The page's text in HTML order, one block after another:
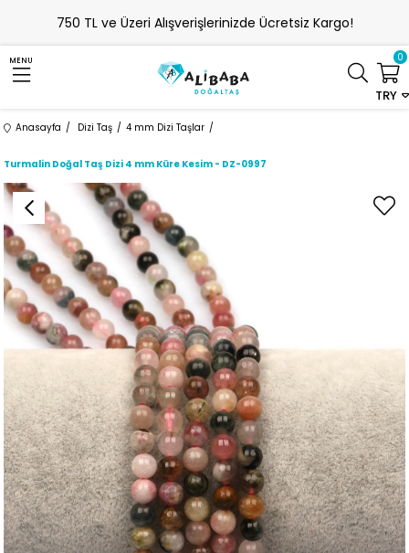
750 TL ve Üzeri Alışverişlerinizde Ücretsiz Kargo!
MENU
TRY
0
Anasayfa Dizi Taş 4 mm Dizi Taşlar
Turmalin Doğal Taş Dizi 4 mm Küre Kesim - DZ-0997